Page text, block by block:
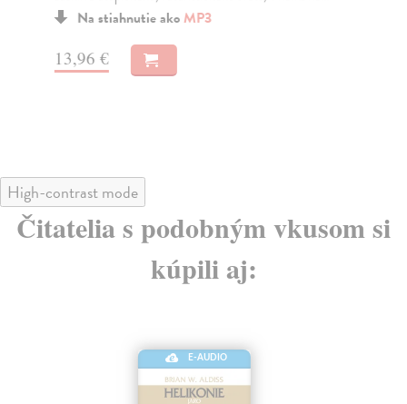
Na stiahnutie akoMP3
13,96 €
High-contrast mode
Čitatelia s podobným vkusom si
kúpili aj:
E-AUDIO